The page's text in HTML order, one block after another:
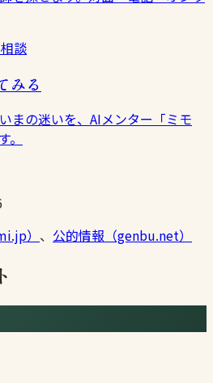
談
みる
まの迷いを、AIメンター「ミモ
） 、 公的情報（genbu.net）